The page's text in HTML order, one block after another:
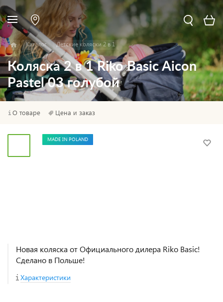
Каталог Детские коляски 2 в 1
Коляска 2 в 1 Riko Basic Aicon
Pastel 03 голубой
О товаре Цена и заказ
MADE IN POLAND
Новая коляска от Официального дилера Riko Basic!
Сделано в Польше!
Характеристики